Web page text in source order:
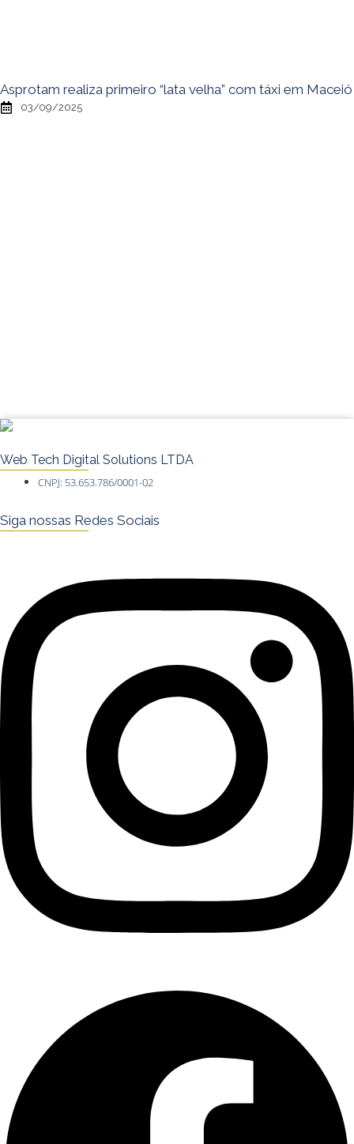
Asprotam realiza primeiro “lata velha” com táxi em Maceió
03/09/2025
Web Tech Digital Solutions LTDA
CNPJ: 53.653.786/0001-02
Siga nossas Redes Sociais